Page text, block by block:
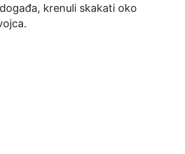
krenuli skakati oko